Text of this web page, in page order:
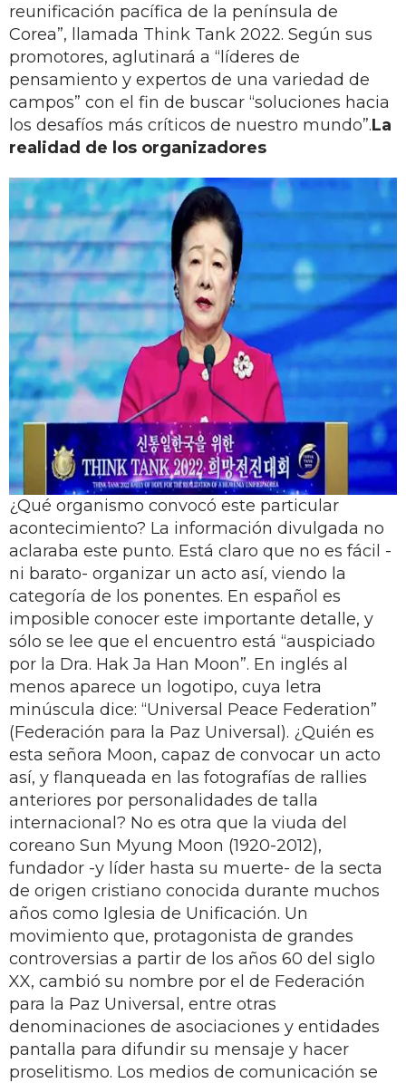
reunificación pacífica de la península de
Corea”, llamada Think Tank 2022. Según sus
promotores, aglutinará a “líderes de
pensamiento y expertos de una variedad de
campos” con el fin de buscar “soluciones hacia
los desafíos más críticos de nuestro mundo”.La
realidad de los organizadores
¿Qué organismo convocó este particular
acontecimiento? La información divulgada no
aclaraba este punto. Está claro que no es fácil -
ni barato- organizar un acto así, viendo la
categoría de los ponentes. En español es
imposible conocer este importante detalle, y
sólo se lee que el encuentro está “auspiciado
por la Dra. Hak Ja Han Moon”. En inglés al
menos aparece un logotipo, cuya letra
minúscula dice: “Universal Peace Federation”
(Federación para la Paz Universal). ¿Quién es
esta señora Moon, capaz de convocar un acto
así, y flanqueada en las fotografías de rallies
anteriores por personalidades de talla
internacional? No es otra que la viuda del
coreano Sun Myung Moon (1920-2012),
fundador -y líder hasta su muerte- de la secta
de origen cristiano conocida durante muchos
años como Iglesia de Unificación. Un
movimiento que, protagonista de grandes
controversias a partir de los años 60 del siglo
XX, cambió su nombre por el de Federación
para la Paz Universal, entre otras
denominaciones de asociaciones y entidades
pantalla para difundir su mensaje y hacer
proselitismo. Los medios de comunicación se